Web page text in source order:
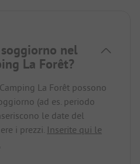
nel
La Forêt?
La Forêt possono
(ad es. periodo
le date del
i prezzi. Inserite qui le